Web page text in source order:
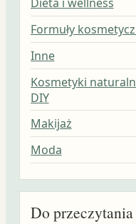
Formuły
Inne
Kosmetyki
DIY
Makijaż
Moda
Do przeczytania